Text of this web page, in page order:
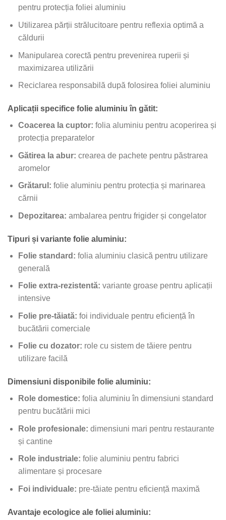
pentru protecția foliei aluminiu
Utilizarea părții strălucitoare pentru reflexia optimă a
căldurii
Manipularea corectă pentru prevenirea ruperii și
maximizarea utilizării
Reciclarea responsabilă după folosirea foliei aluminiu
Aplicații specifice folie aluminiu în gătit:
Coacerea la cuptor: folia aluminiu pentru acoperirea și
protecția preparatelor
Gătirea la abur: crearea de pachete pentru păstrarea
aromelor
Grătarul: folie aluminiu pentru protecția și marinarea
cărnii
Depozitarea: ambalarea pentru frigider și congelator
Tipuri și variante folie aluminiu:
Folie standard: folia aluminiu clasică pentru utilizare
generală
Folie extra-rezistentă: variante groase pentru aplicații
intensive
Folie pre-tăiată: foi individuale pentru eficiență în
bucătării comerciale
Folie cu dozator: role cu sistem de tăiere pentru
utilizare facilă
Dimensiuni disponibile folie aluminiu:
Role domestice: folia aluminiu în dimensiuni standard
pentru bucătării mici
Role profesionale: dimensiuni mari pentru restaurante
și cantine
Role industriale: folie aluminiu pentru fabrici
alimentare și procesare
Foi individuale: pre-tăiate pentru eficiență maximă
Avantaje ecologice ale foliei aluminiu: